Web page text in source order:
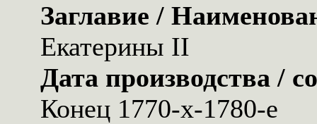
Заглавие /
Екатерины II
Дата производства /
Конец 1770-х-1780-е